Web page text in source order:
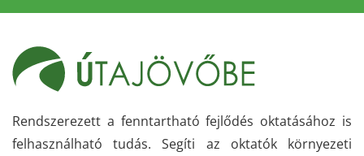
Rendszerezett a fenntartható fejlődés oktatásához is
felhasználható tudás. Segíti az oktatók környezeti